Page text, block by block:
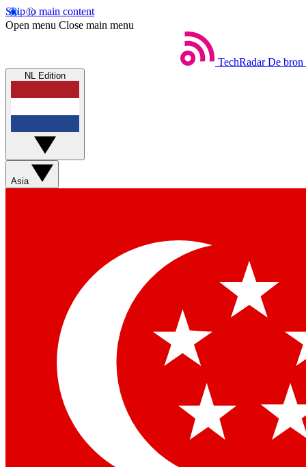
Skip to main content
Open menu Close main menu
TechRadar De bron
NL Edition
Asia